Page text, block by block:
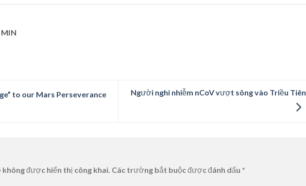
to our Mars Perseverance
Người nghi nhiễm nCoV vượt sông vào Triều Tiên
không được hiển thị công khai. Các trường bắt buộc được đánh dấu *